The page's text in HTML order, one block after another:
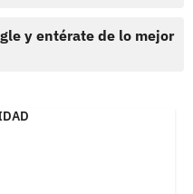
y entérate de lo mejor